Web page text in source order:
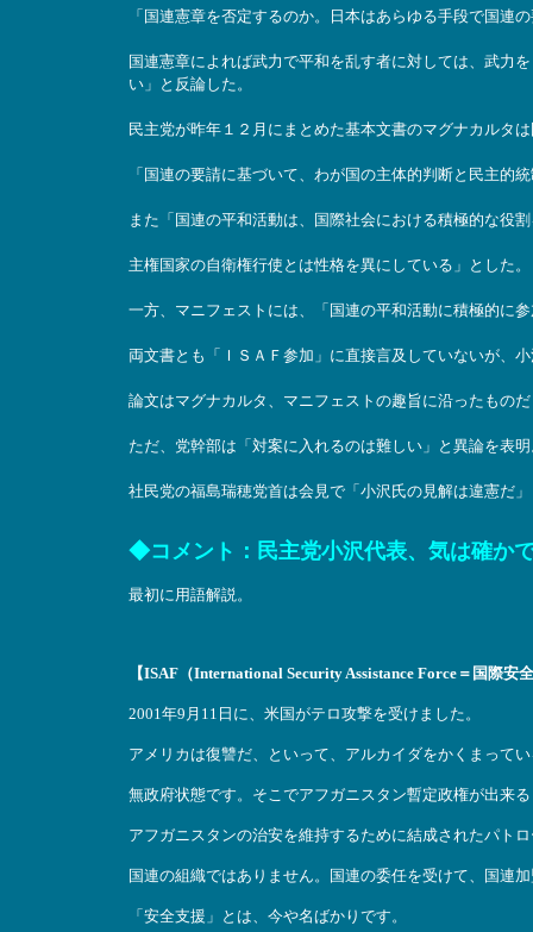
「国連憲章を否定するのか。日本はあらゆる手段で国連
国連憲章によれば武力で平和を乱す者に対しては、武力
い」と反論した。
民主党が昨年１２月にまとめた基本文書のマグナカルタ
「国連の要請に基づいて、わが国の主体的判断と民主的
また「国連の平和活動は、国際社会における積極的な役
主権国家の自衛権行使とは性格を異にしている」とした。
一方、マニフェストには、「国連の平和活動に積極的に
両文書とも「ＩＳＡＦ参加」に直接言及していないが、
論文はマグナカルタ、マニフェストの趣旨に沿ったもの
ただ、党幹部は「対案に入れるのは難しい」と異論を表明
社民党の福島瑞穂党首は会見で「小沢氏の見解は違憲だ
◆コメント：民主党小沢代表、気は確か
最初に用語解説。
【ISAF（International Security Assistance Force＝国際安
2001年9月11日に、米国がテロ攻撃を受けました。
アメリカは復讐だ、といって、アルカイダをかくまって
無政府状態です。そこでアフガニスタン暫定政権が出来
アフガニスタンの治安を維持するために結成されたパト
国連の組織ではありません。国連の委任を受けて、国連
「安全支援」とは、今や名ばかりです。